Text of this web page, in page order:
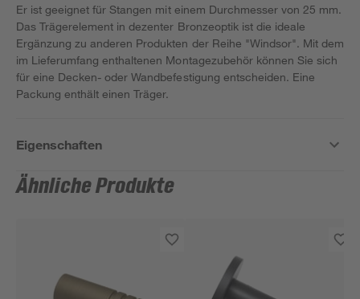
Er ist geeignet für Stangen mit einem Durchmesser von 25 mm.
Das Trägerelement in dezenter Bronzeoptik ist die ideale
Ergänzung zu anderen Produkten der Reihe "Windsor". Mit dem
im Lieferumfang enthaltenen Montagezubehör können Sie sich
für eine Decken- oder Wandbefestigung entscheiden. Eine
Packung enthält einen Träger.
Eigenschaften
Ähnliche Produkte